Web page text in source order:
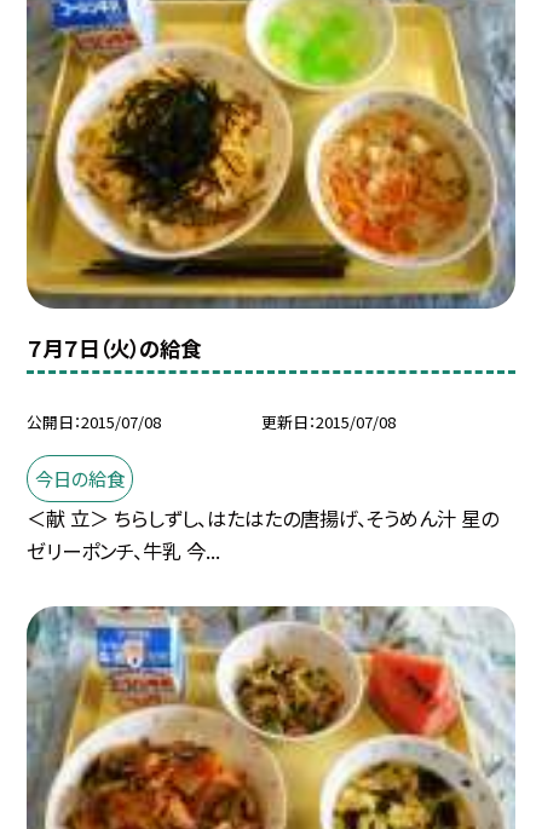
７月７日（火）の給食
公開日 2015/07/08 更新日 2015/07/08
今日の給食
＜献 立＞ ちらしずし、はたはたの唐揚げ、そうめん汁 星の
ゼリーポンチ、牛乳 今...